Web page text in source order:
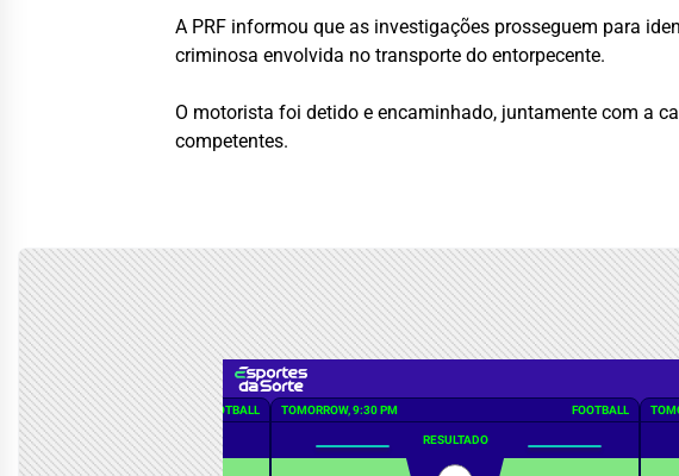
A PRF informou que as investigações prosseguem para
criminosa envolvida no transporte do entorpecente.
O motorista foi detido e encaminhado, juntamente com a
competentes.